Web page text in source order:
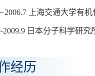
2006.7 上海交通大学有
2009.9 日本分子科学研
经历